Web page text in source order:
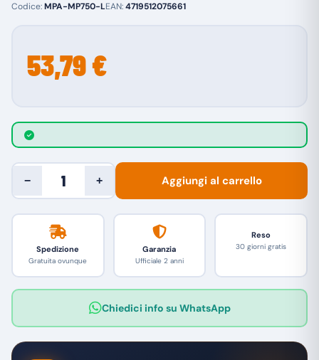
Codice:MPA-MP750-LEAN:4719512075661
53,79 €
− + Aggiungi al carrello
Spedizione
Gratuita ovunque
Garanzia
Ufficiale 2 anni
Reso
30 giorni gratis
Chiedici info su WhatsApp